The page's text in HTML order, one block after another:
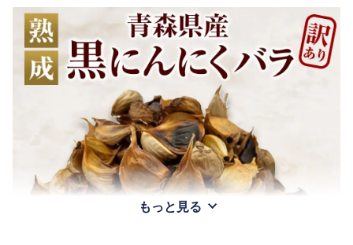
もっと見る